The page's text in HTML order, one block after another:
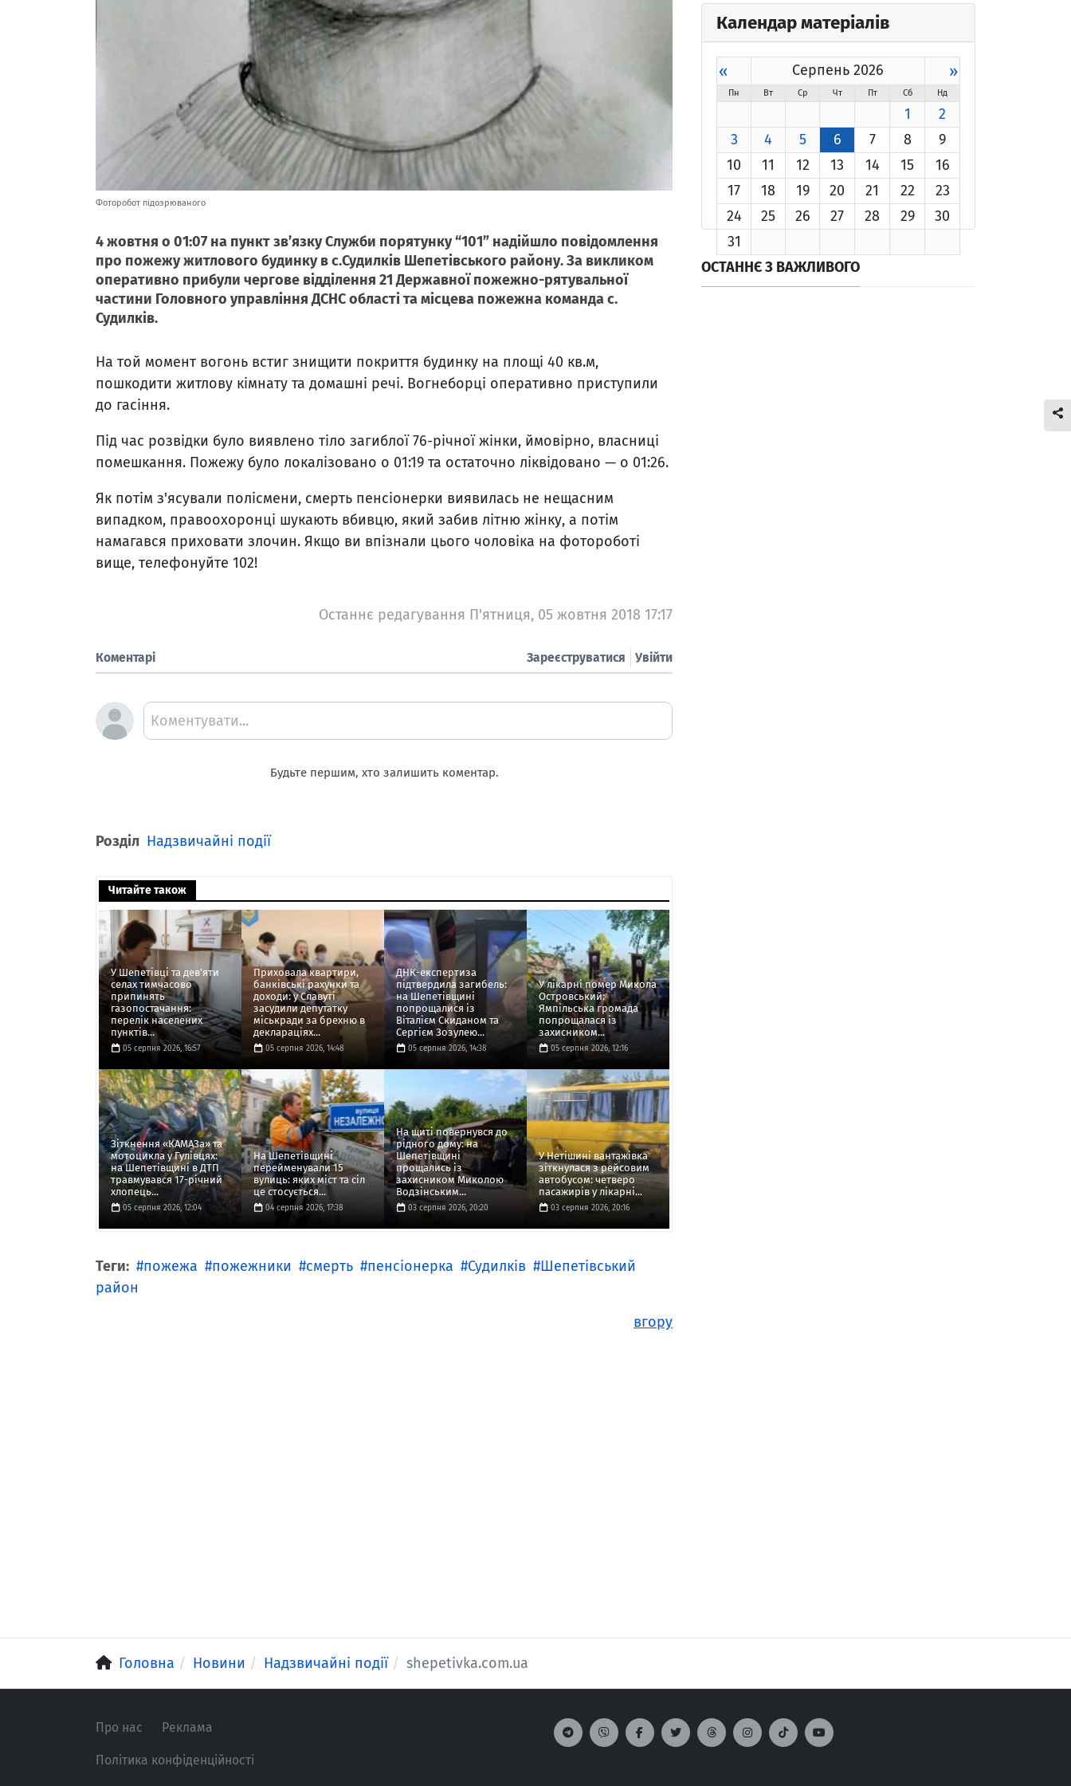
Фоторобот підозрюваного
4 жовтня о 01:07 на пункт зв’язку Служби порятунку “101” надійшло повідомлення
про пожежу житлового будинку в с.Судилків Шепетівського району. За викликом
оперативно прибули чергове відділення 21 Державної пожежно-рятувальної
частини Головного управління ДСНС області та місцева пожежна команда с.
Судилків.
На той момент вогонь встиг знищити покриття будинку на площі 40 кв.м,
пошкодити житлову кімнату та домашні речі. Вогнеборці оперативно приступили
до гасіння.
Під час розвідки було виявлено тіло загиблої 76-річної жінки, ймовірно, власниці
помешкання. Пожежу було локалізовано о 01:19 та остаточно ліквідовано — о 01:26.
Як потім з'ясували полісмени, смерть пенсіонерки виявилась не нещасним
випадком, правоохоронці шукають вбивцю, який забив літню жінку, а потім
намагався приховати злочин. Якщо ви впізнали цього чоловіка на фотороботі
вище, телефонуйте 102!
Останнє редагування П'ятниця, 05 жовтня 2018 17:17
Коментарі Увійти
Зареєструватися
Коментувати...
Будьте першим, хто залишить коментар.
Розділ Надзвичайні події
Читайте також
У Шепетівці та дев'яти
селах тимчасово
припинять
газопостачання:
перелік населених
пунктів...
05 серпня 2026, 16:57
Приховала квартири,
банківські рахунки та
доходи: у Славуті
засудили депутатку
міськради за брехню в
деклараціях...
05 серпня 2026, 14:48
ДНК-експертиза
підтвердила загибель:
на Шепетівщині
попрощалися із
Віталієм Скиданом та
Сергієм Зозулею...
05 серпня 2026, 14:38
У лікарні помер Микола
Островський:
Ямпільська громада
попрощалася із
захисником...
05 серпня 2026, 12:16
Зіткнення «КАМАЗа» та
мотоцикла у Гулівцях:
на Шепетівщині в ДТП
травмувався 17-річний
хлопець...
05 серпня 2026, 12:04
На Шепетівщині
перейменували 15
вулиць: яких міст та сіл
це стосується...
04 серпня 2026, 17:38
На щиті повернувся до
рідного дому: на
Шепетівщині
прощались із
захисником Миколою
Водзінським...
03 серпня 2026, 20:20
У Нетішині вантажівка
зіткнулася з рейсовим
автобусом: четверо
пасажирів у лікарні...
03 серпня 2026, 20:16
Теги: пожежа пожежники смерть пенсіонерка Судилків
Шепетівський
район
вгору
Календар матеріалів
« Серпень 2026 »
Пн Вт Ср Чт Пт Сб Нд
1
2
3
4 5 6 7 8
9
10
11 12 13 14 15
16
17
18 19 20 21 22
23
24
25 26 27 28 29
30
31
ОСТАННЄ З ВАЖЛИВОГО
Головна Новини Надзвичайні події shepetivka.com.ua
Про нас Реклама
Політика конфіденційності